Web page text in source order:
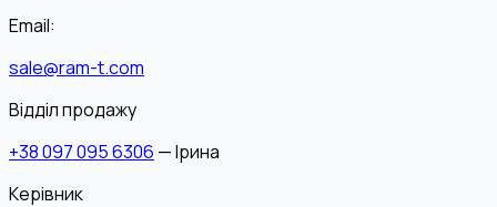
Email:
sale@ram-t.com
Відділ продажу
+38 097 095 6306 — Ірина
Керівник